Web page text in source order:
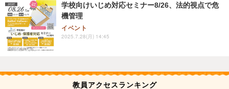
学校向けいじめ対応セミナー8/26、法的視点で危
機管理
イベント
2025.7.28(月) 14:45
教員アクセスランキング